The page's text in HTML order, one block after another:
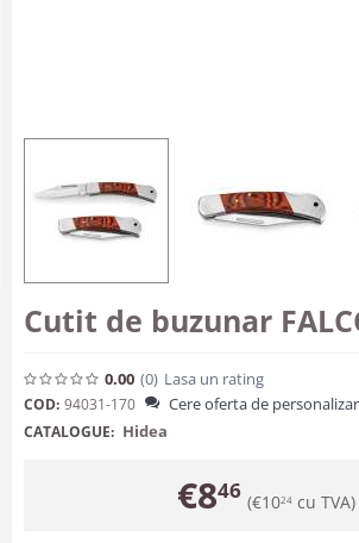
Cutit de buzunar
0.00 (0) Lasa un rating
COD: 94031-170 Cere oferta de
CATALOGUE: Hidea
€846 (€1024 cu TVA)